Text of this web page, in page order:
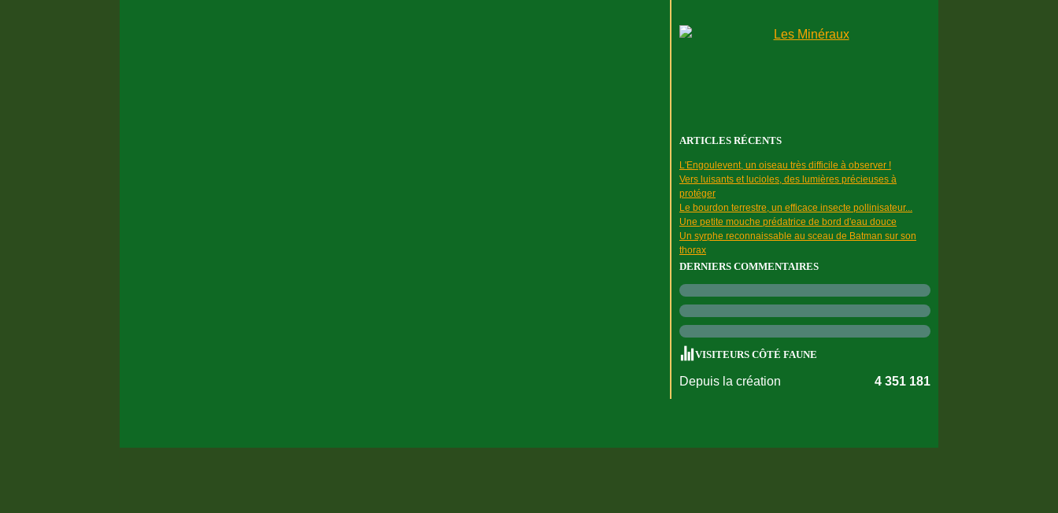
ARTICLES RÉCENTS
L'Engoulevent, un oiseau très difficile à observer !
Vers luisants et lucioles, des lumières précieuses à
protéger
Le bourdon terrestre, un efficace insecte pollinisateur...
Une petite mouche prédatrice de bord d'eau douce
Un syrphe reconnaissable au sceau de Batman sur son
thorax
DERNIERS COMMENTAIRES
VISITEURS CÔTÉ FAUNE
Depuis la création 4 351 181